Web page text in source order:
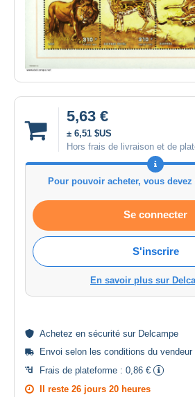
5,63 €
± 6,51 $US
Hors frais de livraison et de
Pour pouvoir acheter, vous
Se connecter
S'inscrire
En savoir plus sur
Achetez en sécurité sur Delcampe
Envoi selon les conditions du vendeur
Frais de plateforme : 0,86 €
Il reste 26 jours 20 heures